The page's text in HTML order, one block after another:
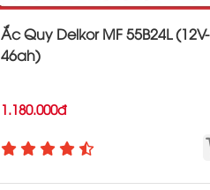
Ắc Quy Delkor MF 55B24L (12V-
46ah)
1.180.000đ